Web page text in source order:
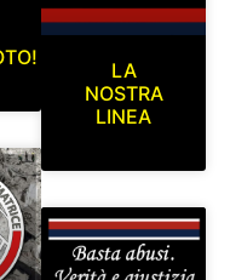
LA
NOSTRA
LINEA